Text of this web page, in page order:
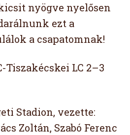
nyögve nyelősen
ezt a
a csapatomnak!
Tiszakécskei LC 2–3
Stadion, vezette:
Zoltán, Szabó Ferenc